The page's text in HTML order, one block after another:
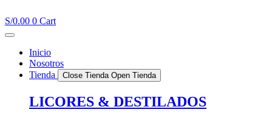
al
contenido
S/0.00 0 Cart
Inicio
Nosotros
Tienda
Close Tienda Open Tienda
LICORES & DESTILADOS